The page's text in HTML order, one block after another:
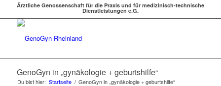
Ärztliche Genossenschaft für die Praxis und für medizinisch-technische
Dienstleistungen e.G.
GenoGyn in „gynäkologie + geburtshilfe“
Du bist hier: Startseite / GenoGyn in „gynäkologie + geburtshilfe“